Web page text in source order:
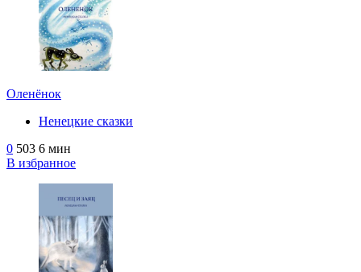
Оленёнок
Ненецкие сказки
0 503 6 мин
В избранное